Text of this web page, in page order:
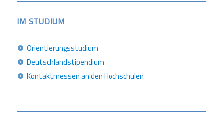
IM STUDIUM
Orientierungsstudium
Deutschlandstipendium
Kontaktmessen an den Hochschulen